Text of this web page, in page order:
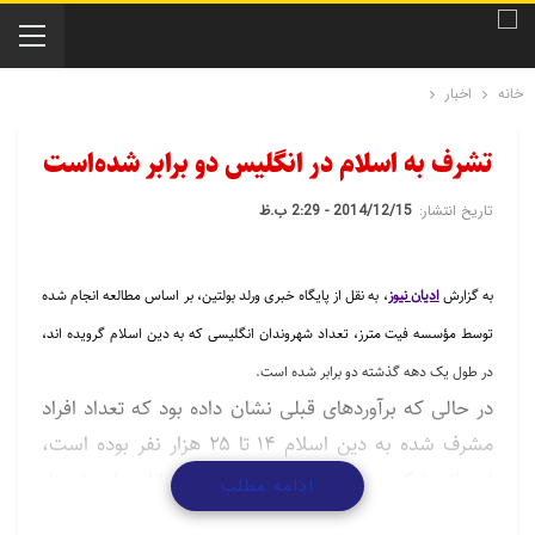
خانه اخبار
تشرف به اسلام در انگلیس دو برابر شده‌است
تاریخ انتشار: 2014/12/15 - 2:29 ب.ظ
به گزارشادیان نیوز، به نقل از پایگاه خبری ورلد بولتین، بر اساس مطالعه انجام شده
توسط مؤسسه فیت مترز، تعداد شهروندان انگلیسی که به دین اسلام گرویده اند،
در طول یک دهه گذشته دو برابر شده است.
در حالی که برآوردهای قبلی نشان داده بود که تعداد افراد
مشرف شده به دین اسلام ۱۴ تا ۲۵ هزار نفر بوده است،
ادامه مطلب